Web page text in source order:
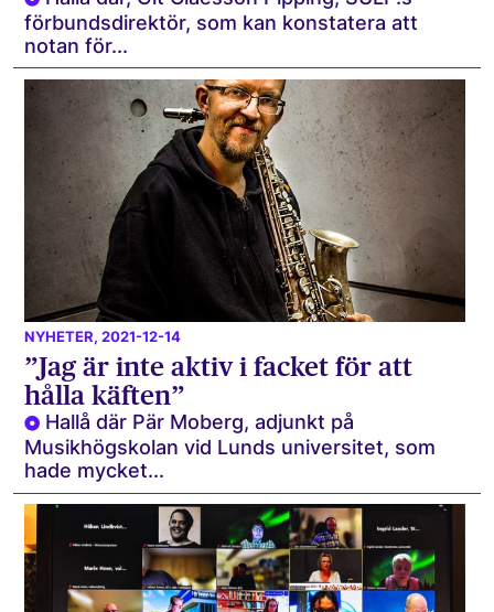
förbundsdirektör, som kan konstatera att
notan för...
NYHETER, 2021-12-14
”Jag är inte aktiv i facket för att
hålla käften”
Hallå där Pär Moberg, adjunkt på
Musikhögskolan vid Lunds universitet, som
hade mycket...